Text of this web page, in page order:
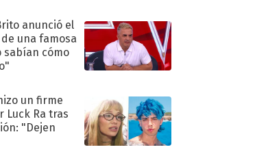
anunció el
una famosa
sabían cómo
un firme
Luck Ra tras
"Dejen